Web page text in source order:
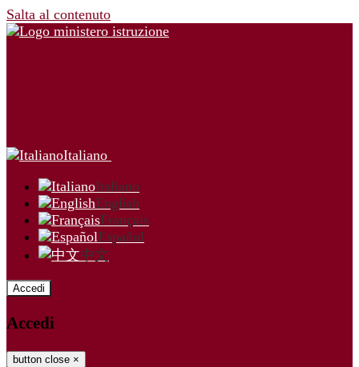
Salta al contenuto
Italiano
Italiano
English
Français
Español
中文
Accedi
Accedi
button close ×